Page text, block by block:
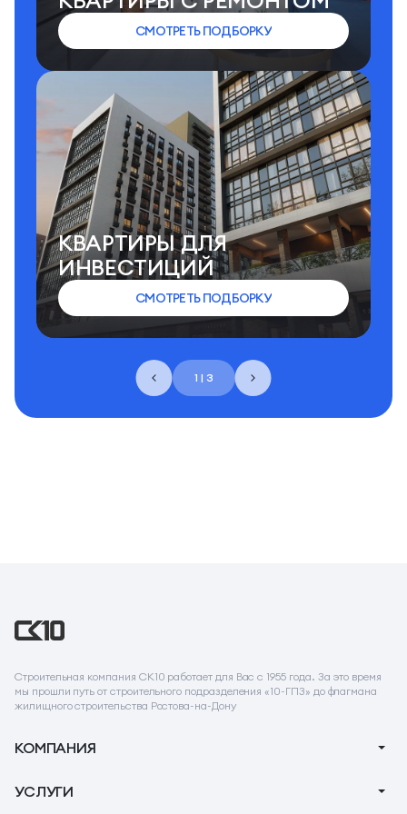
1 | 3
СМОТРЕТЬ ПОДБОРКУ
КВАРТИРЫ ДЛЯ
ИНВЕСТИЦИЙ
СМОТРЕТЬ ПОДБОРКУ
Строительная компания СК10 работает для Вас с 1955 года. За это время
мы прошли путь от строительного подразделения «10-ГПЗ» до флагмана
жилищного строительства Ростова-на-Дону
КОМПАНИЯ
О компании
УСЛУГИ